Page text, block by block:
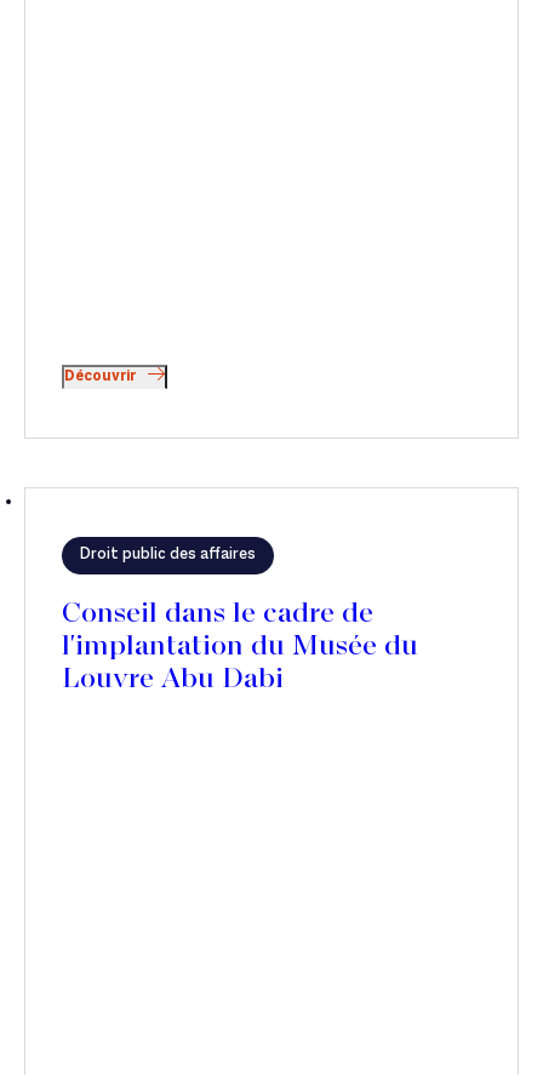
Découvrir
Droit public des affaires
Conseil dans le cadre de
l'implantation du Musée du
Louvre Abu Dabi